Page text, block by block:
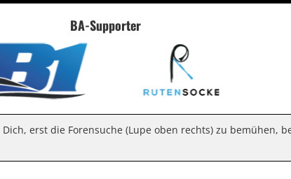
BA-Supporter
erst die Forensuche (Lupe oben rechts) zu bemühen,